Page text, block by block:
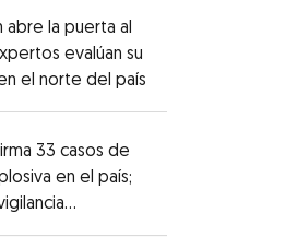
abre la puerta al
evalúan su
el norte del país
33 casos de
en el país;